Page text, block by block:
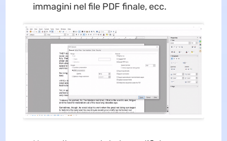
immagini nel file PDF finale, ecc.